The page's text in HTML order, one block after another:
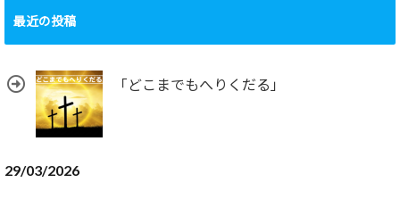
最近の投稿
「どこまでもへりくだる」
29/03/2026